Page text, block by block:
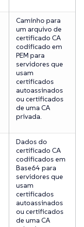
Caminho para
um arquivo de
certificado CA
codificado em
PEM para
servidores que
usam
certificados
autoassinados
ou certificados
de uma CA
privada.
Dados do
certificado CA
codificados em
Base64 para
servidores que
usam
certificados
autoassinados
ou certificados
de uma CA